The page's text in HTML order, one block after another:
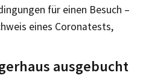
für einen Besuch –
eines Coronatests,
ausgebucht